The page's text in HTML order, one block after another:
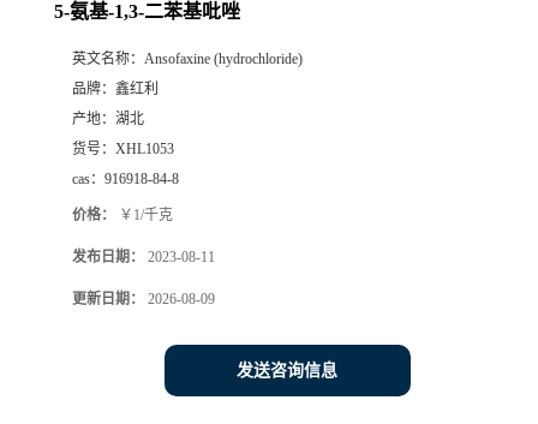
5-氨基-1,3-二苯基吡唑
英文名称： Ansofaxine (hydrochloride)
品牌： 鑫红利
产地： 湖北
货号： XHL1053
cas： 916918-84-8
价格： ￥1/千克
发布日期： 2023-08-11
更新日期： 2026-08-09
发送咨询信息